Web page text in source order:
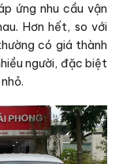
ứng nhu cầu vận
Hơn hết, so với
có giá thành
người, đặc biệt